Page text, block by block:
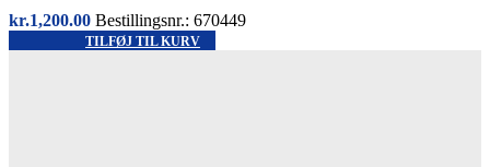
kr.1,200.00 Bestillingsnr.: 670449
TILFØJ TIL KURV